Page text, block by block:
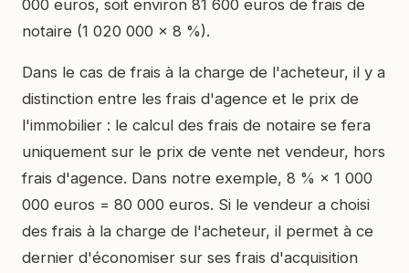
000 euros, soit environ 81 600 euros de frais de
notaire (1 020 000 × 8 %).
Dans le cas de frais à la charge de l'acheteur, il y a
distinction entre les frais d'agence et le prix de
l'immobilier : le calcul des frais de notaire se fera
uniquement sur le prix de vente net vendeur, hors
frais d'agence. Dans notre exemple, 8 % × 1 000
000 euros = 80 000 euros. Si le vendeur a choisi
des frais à la charge de l'acheteur, il permet à ce
dernier d'économiser sur ses frais d'acquisition